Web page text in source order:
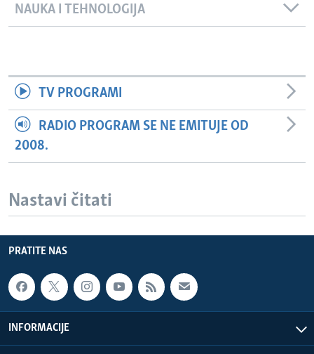
NAUKA I TEHNOLOGIJA
TV PROGRAMI
RADIO PROGRAM SE NE EMITUJE OD
2008.
Nastavi čitati
PRATITE NAS
INFORMACIJE